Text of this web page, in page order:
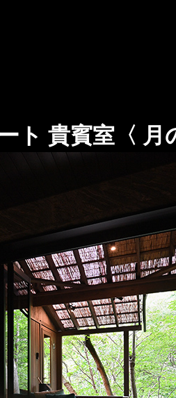
ト 貴賓室〈 月